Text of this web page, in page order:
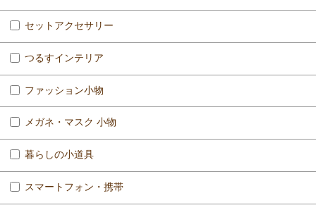
セットアクセサリー
つるすインテリア
ファッション小物
メガネ・マスク 小物
暮らしの小道具
スマートフォン・携帯